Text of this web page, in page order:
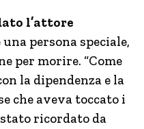
l’attore
persona speciale,
per morire. “Come
la dipendenza e la
che aveva toccato i
ricordato da